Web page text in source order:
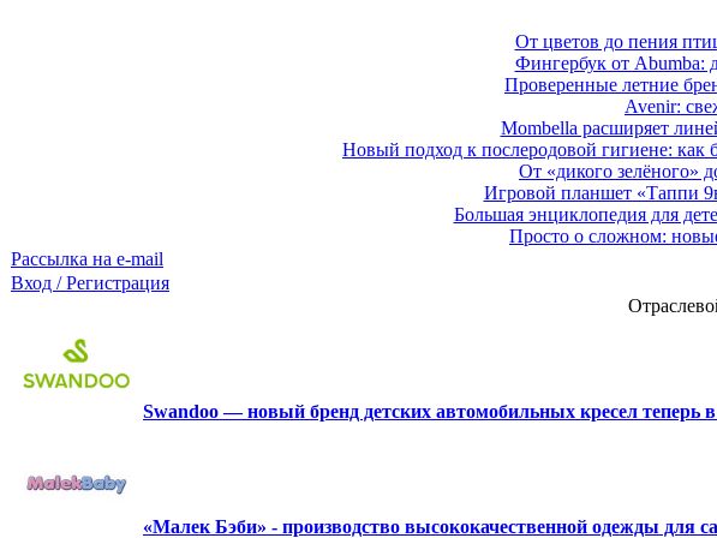
От цветов до пения
Фингербук от Abumba:
Проверенные летние
Avenir:
Mombella расширяет
Новый подход к послеродовой гигиене: как
От «дикого зелёного»
Игровой планшет «Таппи
Большая энциклопедия для
Просто о сложном:
Рассылка на e-mail
Вход / Регистрация
Swandoo — новый бренд детских автомобильных кресел теперь
«Малек Бэби» - производство высококачественной одежды для